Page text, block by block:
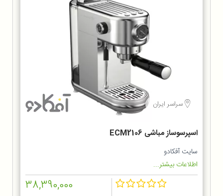
سراسر ایران
اسپرسوساز مباشی ECM2106
سایت آفکادو
اطلاعات بیشتر...
38,390,000